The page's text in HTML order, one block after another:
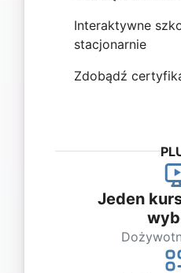
Interaktywne
stacjonarnie
Zdobądź
Jeden